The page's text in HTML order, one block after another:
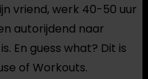
vriend, werk 40-50 uur
autorijdend naar
En guess what? Dit is
of Workouts.